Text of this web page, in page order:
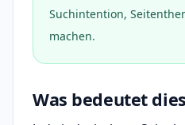
Suchintention,
machen.
Was bedeutet